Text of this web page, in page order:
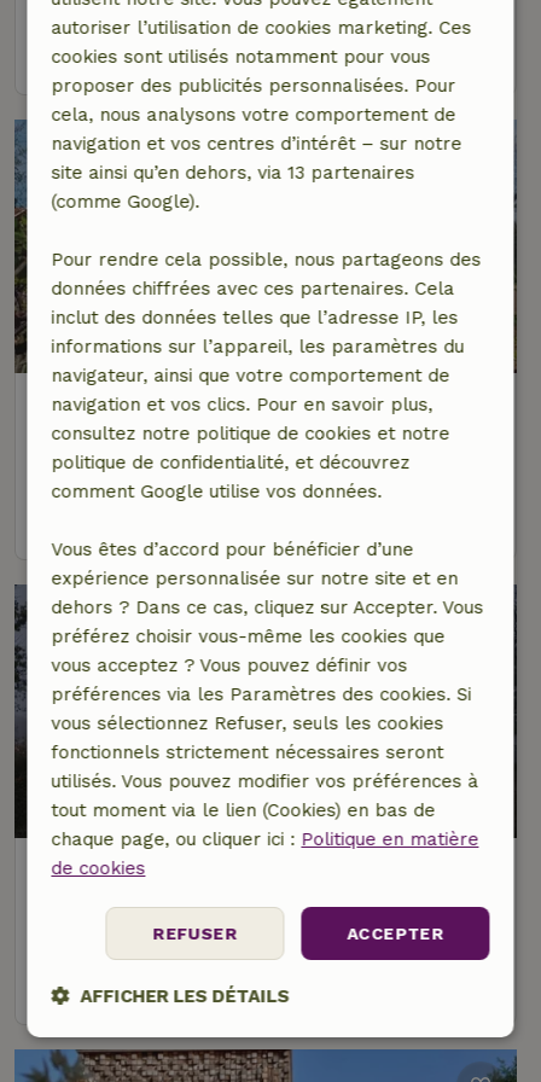
4 personnes 1 Chambre à coucher
Maison nature à Duiven
À 6 km distance de Arnhem
4 personnes1 Chambre à coucher
Maison nature à Arnhem
2 personnes1 Chambre à coucher
autoriser l’utilisation de cookies marketing. Ces
cookies sont utilisés notamment pour vous
proposer des publicités personnalisées. Pour
cela, nous analysons votre comportement de
navigation et vos centres d’intérêt – sur notre
site ainsi qu’en dehors, via 13 partenaires
(comme Google).
Pour rendre cela possible, nous partageons des
données chiffrées avec ces partenaires. Cela
inclut des données telles que l’adresse IP, les
informations sur l’appareil, les paramètres du
navigateur, ainsi que votre comportement de
navigation et vos clics. Pour en savoir plus,
consultez notre politique de cookies et notre
politique de confidentialité, et découvrez
comment Google utilise vos données.
Vous êtes d’accord pour bénéficier d’une
expérience personnalisée sur notre site et en
dehors ? Dans ce cas, cliquez sur Accepter. Vous
préférez choisir vous-même les cookies que
vous acceptez ? Vous pouvez définir vos
préférences via les Paramètres des cookies. Si
vous sélectionnez Refuser, seuls les cookies
fonctionnels strictement nécessaires seront
utilisés. Vous pouvez modifier vos préférences à
tout moment via le lien (Cookies) en bas de
chaque page, ou cliquer ici : Politique en matière
de cookies
ACCEPTER
REFUSER
AFFICHER LES DÉTAILS
Strictement
nécessaires
Performance Ciblage